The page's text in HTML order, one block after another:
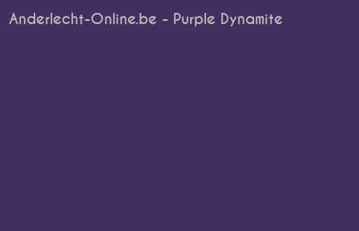
Anderlecht-Online.be - Purple Dynamite